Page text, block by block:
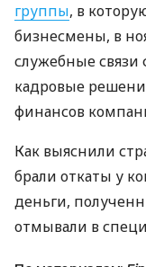
группы, в
бизнесмены, в
служебные связи
кадровые
финансов
Как выяснили
брали откаты у
деньги,
отмывали в